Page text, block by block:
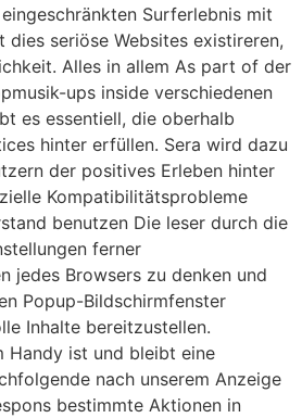
Surferlebnis mit
dies seriöse Websites existireren,
Alles in allem As part of der
ups inside verschiedenen
es essentiell, die oberhalb
hinter erfüllen. Sera wird dazu
der positives Erleben hinter
Kompatibilitätsprobleme
benutzen Die leser durch die
ferner
jedes Browsers zu denken und
Popup-Bildschirmfenster
Inhalte bereitzustellen.
Handy ist und bleibt eine
nach unserem Anzeige
bestimmte Aktionen in